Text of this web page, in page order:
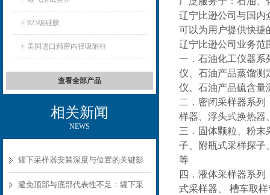
923级硅胶
美国进口精密内径吸附柱
查看全部产品
相关新闻
NEWS
罐下采样器安装深度与位置的关键影
响
避免顶部与底部代表性不足：罐下采
辽宁比逊公司与国内
可以为用户提供快捷
辽宁比逊公司业务范
一．石油化工仪器系
仪、石油产品蒸馏测
仪、石油产品硫含量
二．密闭采样器系
样器、浮头式换热器
三．固体颗粒、粉末
子、附瓶式采样探子
等
四．液体采样器系
式采样器、 槽车取